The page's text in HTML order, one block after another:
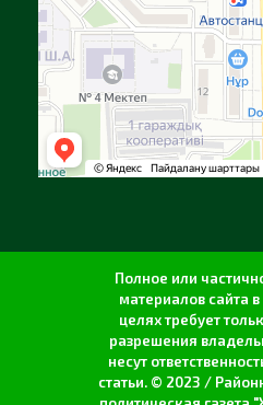
Полное или
материалов сайта
целях требует
разрешения
несут
статьи. © 2023 /